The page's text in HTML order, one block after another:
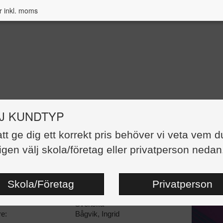
KUNDTYP
ge dig ett korrekt pris behöver vi veta vem
välj skola/företag eller privatperson
Skola/Företag Privatperson
inkl. moms
mig siffran 4
Häftad
20170825
Svenska
Bågvik, Ingrid